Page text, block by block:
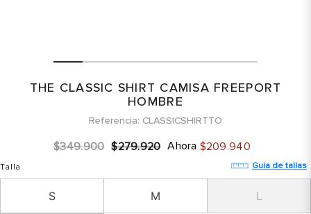
THE CLASSIC SHIRT CAMISA FREEPORT
HOMBRE
Referencia CLASSICSHIRTTO
$349.900 $279.920 Ahora $209.940
Talla Guia de tallas
S M L